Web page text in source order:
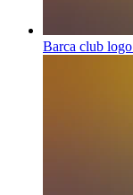
Barca club logo